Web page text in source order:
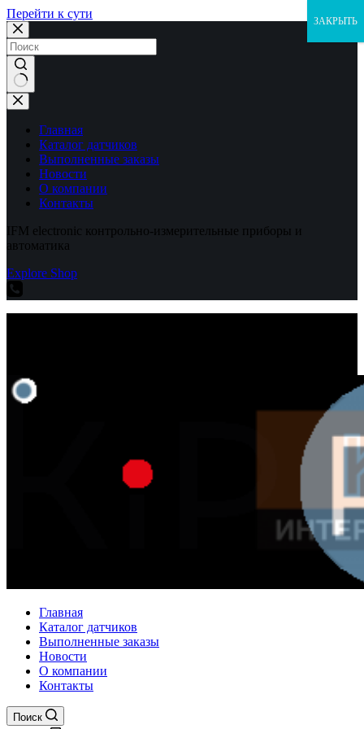
Перейти к сути
Ничего
не
найденоГлавная
Каталог датчиков
Выполненные заказы
Новости
О компании
Контакты
IFM electronic контрольно-измерительные приборы и
автоматика
Explore Shop
Главная
Каталог датчиков
Выполненные заказы
Новости
О компании
Контакты
Поиск
ЗАКРЫТЬ